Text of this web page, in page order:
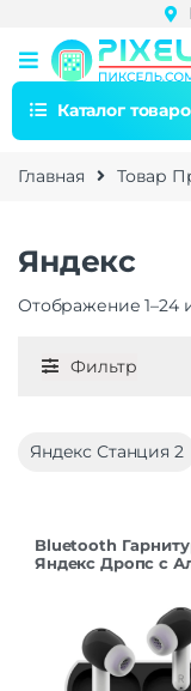
Каталог
Главная Товар
Яндекс
Отображение 1–24
Фильтр
Яндекс Станция 2
Bluetooth
Яндекс Дропс с